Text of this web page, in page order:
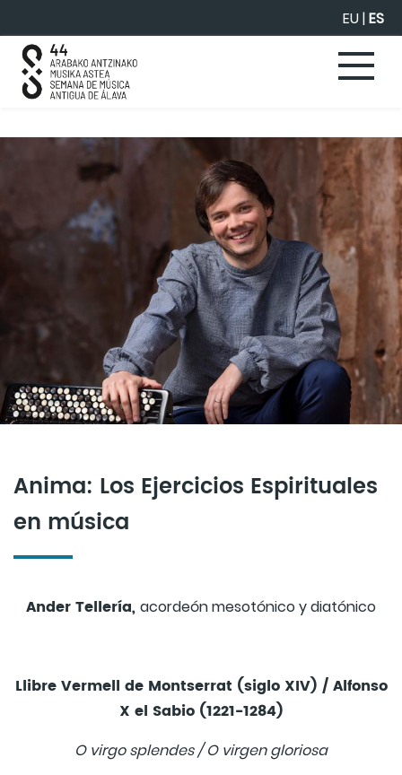
EU|ES
Anima: Los Ejercicios Espirituales
en música
Ander Tellería, acordeón mesotónico y diatónico
Llibre Vermell de Montserrat (siglo XIV) / Alfonso
X el Sabio (1221-1284)
O virgo splendes / O virgen gloriosa